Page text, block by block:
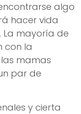
algo
hacer vida
La mayoría de
con la
mamas
par de
y cierta